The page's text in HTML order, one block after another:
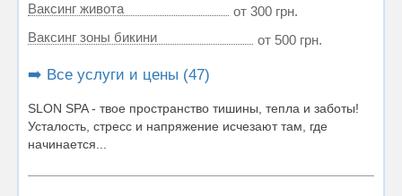
Ваксинг живота
от 300 грн.
Ваксинг зоны бикини
от 500 грн.
➡️ Все услуги и цены (47)
SLON SPA - твое пространство тишины, тепла и заботы!
Усталость, стресс и напряжение исчезают там, где
начинается...